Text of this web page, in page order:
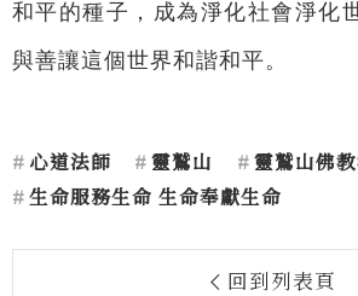
和平的種子，成為淨化社會淨化
與善讓這個世界和諧和平。
心道法師 靈鷲山
靈鷲山佛
生命服務生命 生命奉獻生命
回到列表頁